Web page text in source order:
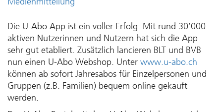
Die U-Abo App ist ein voller Erfolg: Mit rund 30’000
aktiven Nutzerinnen und Nutzern hat sich die App
sehr gut etabliert. Zusätzlich lancieren BLT und BVB
nun einen U-Abo Webshop. Unter www.u-abo.ch
können ab sofort Jahresabos für Einzelpersonen und
Gruppen (z.B. Familien) bequem online gekauft
werden.